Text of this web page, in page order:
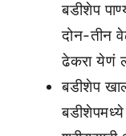
बडीशेप
दोन-तीन
ढेकरा येणं
बडीशेप